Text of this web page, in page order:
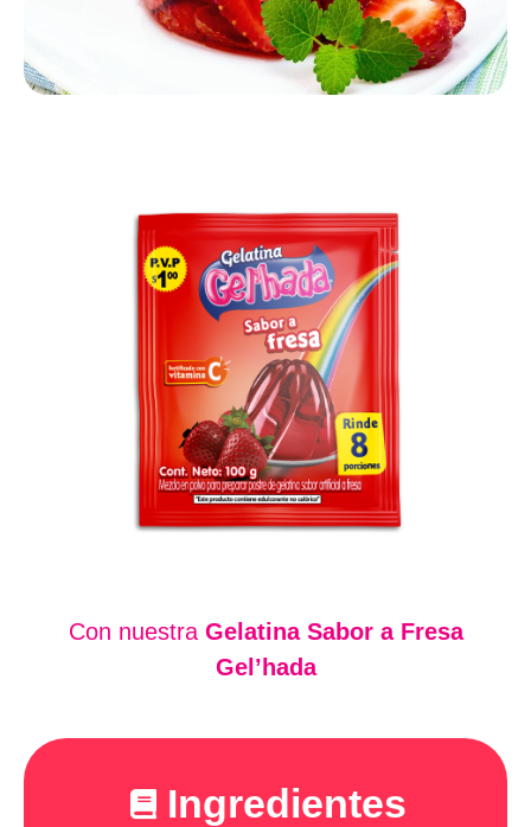
Con nuestra Gelatina Sabor a Fresa
Gel’hada
Ingredientes